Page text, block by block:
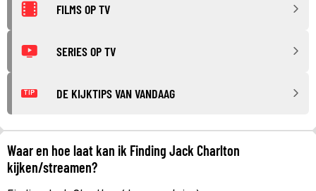
FILMS OP TV
SERIES OP TV
TIP DE KIJKTIPS VAN VANDAAG
Waar en hoe laat kan ik Finding Jack Charlton
kijken/streamen?